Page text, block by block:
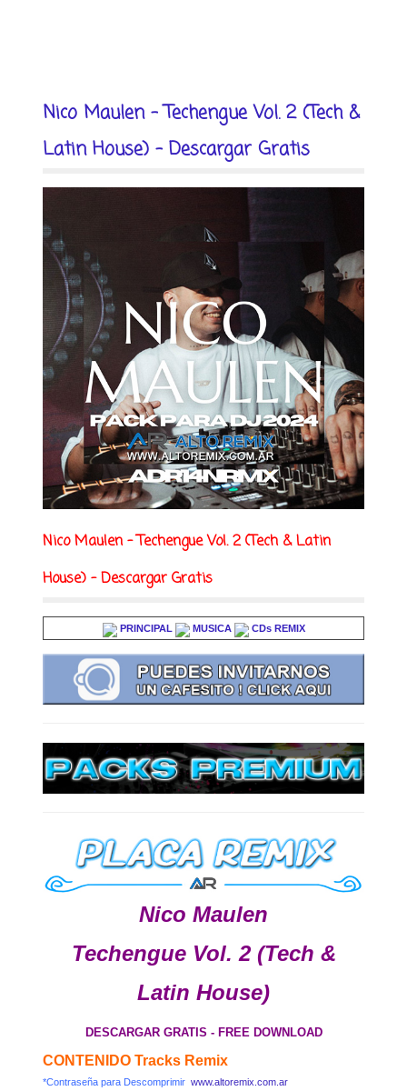
Nico Maulen - Techengue Vol. 2 (Tech &
Latin House) - Descargar Gratis
Nico Maulen - Techengue Vol. 2 (Tech & Latin
House) - Descargar Gratis
PRINCIPAL MUSICA CDs REMIX
Nico Maulen
Techengue Vol. 2 (Tech &
Latin House)
DESCARGAR GRATIS - FREE DOWNLOAD
CONTENIDO Tracks Remix
*Contraseña para Descomprimir www.altoremix.com.ar